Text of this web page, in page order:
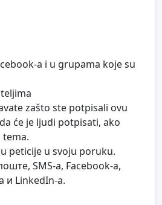
a i u grupama koje su
zašto ste potpisali ovu
će je ljudi potpisati, ako
tema.
peticije u svoju poruku.
SMS-а, Facebook-а,
и LinkedIn-а.